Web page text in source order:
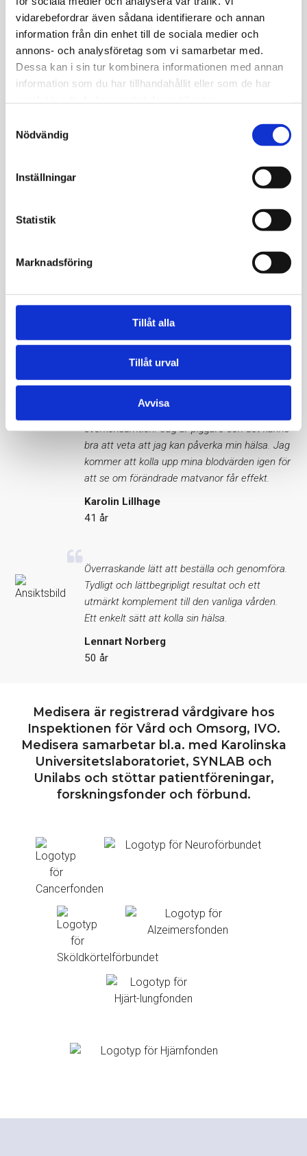
vidarebefordrar även sådana identifierare och annan
information från din enhet till de sociala medier och
annons- och analysföretag som vi samarbetar med.
Dessa kan i sin tur kombinera informationen med annan
information som du har tillhandahållit eller som de har
Nödvändig
Inställningar
Statistik
Marknadsföring
Tillåt alla
Tillåt urval
Avvisa
ingen aning om! Nu gör jag vad jag kan för att
få i mig det rekommenderade intaget av D-
vitamin och jag känner att jag har mer energi
och mindre värk än tidigare. Ser fram emot att
se om värdet är bättre nästa gång.
David Malmsten
trovärdigt. Allt man behöver veta står på
sidan, varken mer eller mindre. Det var otroligt
lätt att se resultaten, alla värden såg bra ut
värde som låg precis under gränsen, det skall
jag kolla upp!
Lena Svenberg
Det överraskade mig att mitt järnvärde låg
över referensvärdet, det har alltid legat lågt.
överkonsumtion. Jag är piggare och det känns
bra att veta att jag kan påverka min hälsa. Jag
kommer att kolla upp mina blodvärden igen för
att se om förändrade matvanor får effekt.
Karolin Lillhage
41 år
Överraskande lätt att beställa och genomföra.
Tydligt och lättbegripligt resultat och ett
utmärkt komplement till den vanliga vården.
Ett enkelt sätt att kolla sin hälsa.
Lennart Norberg
50 år
Medisera är registrerad vårdgivare hos
Inspektionen för Vård och Omsorg, IVO.
Medisera samarbetar bl.a. med Karolinska
Universitetslaboratoriet, SYNLAB och
Unilabs och stöttar patientföreningar,
forskningsfonder och förbund.